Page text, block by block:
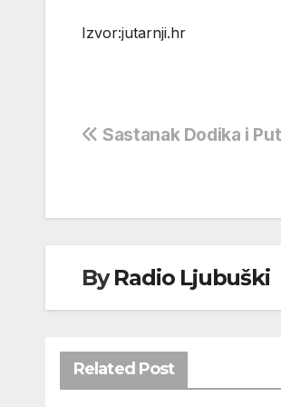
Izvor:jutarnji.hr
Navigacija
Sastanak Dodika i
ByRadio Ljubuški
Related Post